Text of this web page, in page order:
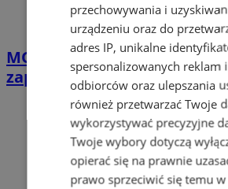
MOSiR Zabrze z nowym
zapowiada przegląd
przechowywania i
urządzeniu oraz do
adres IP, unikalne
spersonalizowanych reklam
odbiorców oraz ulepszania
również przetwarzać Twoje
wykorzystywać precyzyjne
Twoje wybory dotyczą
opierać się na prawnie
prawo sprzeciwić się temu w